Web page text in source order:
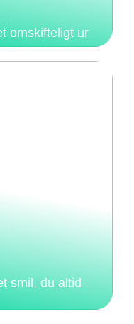
omskifteligt ur
smil, du altid